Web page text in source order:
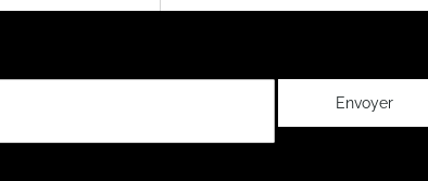
Envoyer